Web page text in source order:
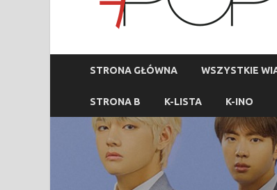
STRONA GŁÓWNA WSZYSTKIE
STRONA B K-LISTA K-INO